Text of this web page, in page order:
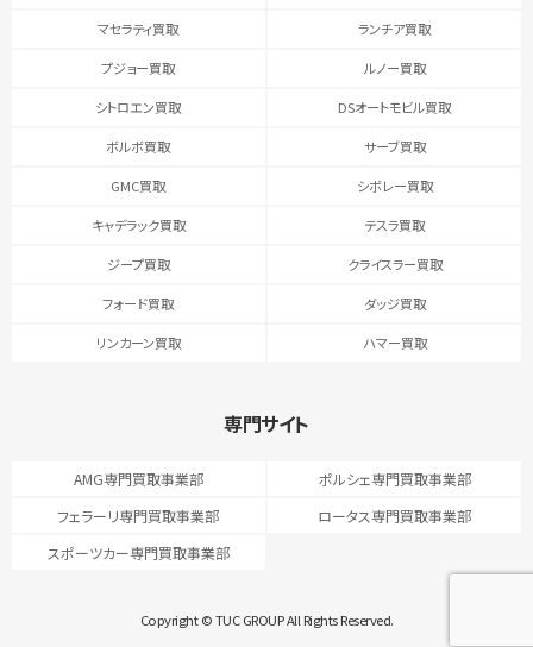
マセラティ買取 ランチア買取
プジョー買取 ルノー買取
シトロエン買取 DSオートモビル買取
ボルボ買取 サーブ買取
GMC買取 シボレー買取
キャデラック買取 テスラ買取
ジープ買取 クライスラー買取
フォード買取 ダッジ買取
リンカーン買取 ハマー買取
専門サイト
AMG専門買取事業部
ポルシェ専門買取事業部
フェラーリ専門買取事業部
ロータス専門買取事業部
スポーツカー専門買取事業部
Copyright © TUC GROUP All Rights Reserved.